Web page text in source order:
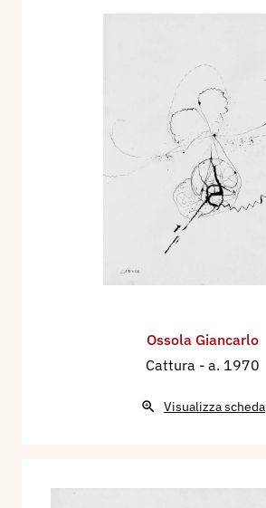
Ossola Giancarlo
Cattura - a. 1970
Visualizza scheda